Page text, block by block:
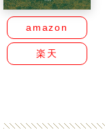
amazon
楽天